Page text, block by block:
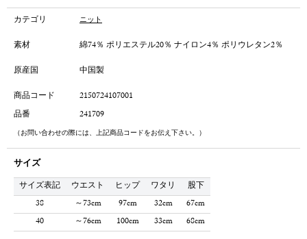
カテゴリ ニット
素材
綿74％ ポリエステル20％ ナイロン4％ ポリウレタン2％
原産国
中国製
商品コード
2150724107001
品番
241709
（お問い合わせの際には、上記商品コードをお伝え下さい。）
サイズ
サイズ表記 ウエスト ヒップ ワタリ
股下
38
～73cm 97cm 32cm
67cm
40
～76cm 100cm 33cm 68cm